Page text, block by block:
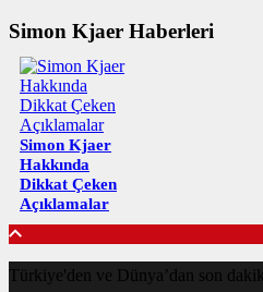
Simon Kjaer Haberleri
Simon Kjaer
Hakkında
Dikkat Çeken
Açıklamalar
Türkiye'den ve Dünya’dan son